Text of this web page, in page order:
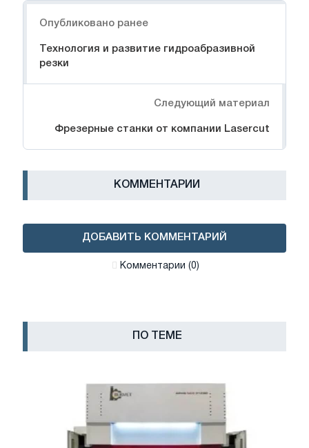
Опубликовано ранее
Технология и развитие гидроабразивной
резки
Следующий материал
Фрезерные станки от компании Lasercut
КОММЕНТАРИИ
ДОБАВИТЬ КОММЕНТАРИЙ
Комментарии (0)
ПО ТЕМЕ